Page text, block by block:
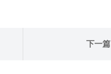
下一篇